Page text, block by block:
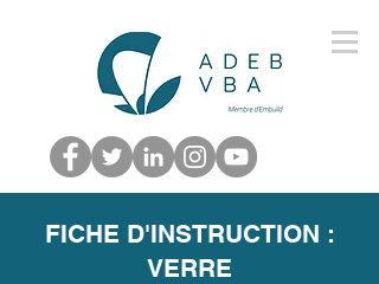
FICHE D'INSTRUCTION :
VERRE